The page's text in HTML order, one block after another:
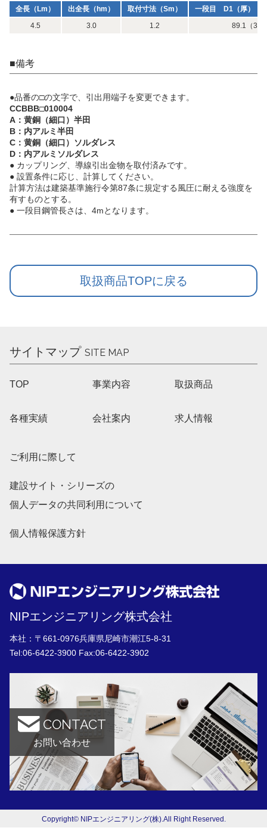
全長（Lm） 出全長（hm） 取付寸法（Sm）
一段目 D1（厚）（
4.5
3.0 1.2 89.1（3）
■備考
●品番の□の文字で、引出用端子を変更できます。
CCBBB□010004
A：黄銅（細口）半田
B：内アルミ半田
C：黄銅（細口）ソルダレス
D：内アルミソルダレス
● カップリング、導線引出金物を取付済みです。
● 設置条件に応じ、計算してください。
計算方法は建築基準施行令第87条に規定する風圧に耐える強度を
有すものとする。
● 一段目鋼管長さは、4mとなります。
取扱商品TOPに戻る
サイトマップ SITE MAP
TOP 事業内容 取扱商品
各種実績 会社案内 求人情報
ご利用に際して
建設サイト・シリーズの
個人データの共同利用について
個人情報保護方針
NIPエンジニアリング株式会社
本社：〒661-0976兵庫県尼崎市潮江5-8-31
Tel:06-6422-3900 Fax:06-6422-3902
CONTACT
お問い合わせ
Copyright© NIPエンジニアリング(株).All Right Reserved.